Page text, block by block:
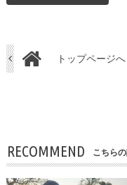
トップページへ
RECOMMEND こちら